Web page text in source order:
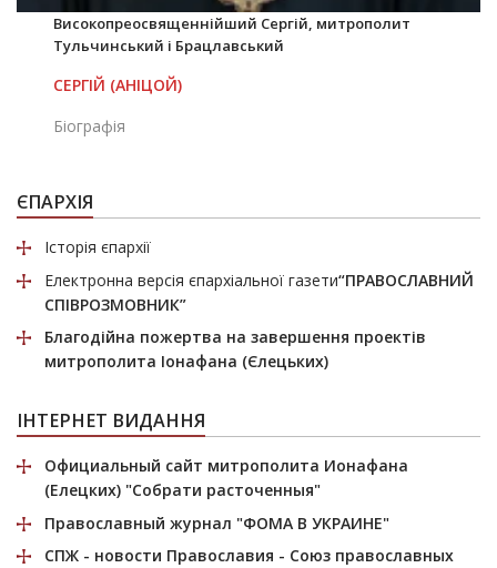
Високопреосвященнійший Сергій, митрополит
Тульчинський і Брацлавський
СЕРГІЙ (АНІЦОЙ)
Біографія
ЄПАРХІЯ
Історія єпархії
Електронна версія єпархіальної газети“ПРАВОСЛАВНИЙ
СПІВРОЗМОВНИК”
Благодійна пожертва на завершення проектів
митрополита Іонафана (Єлецьких)
ІНТЕРНЕТ ВИДАННЯ
Официальный сайт митрополита Ионафана
(Елецких) "Собрати расточенныя"
Православный журнал "ФОМА В УКРАИНЕ"
СПЖ - новости Православия - Союз православных